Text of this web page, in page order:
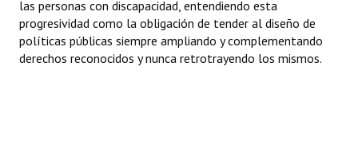
las personas con discapacidad, entendiendo esta
progresividad como la obligación de tender al diseño de
políticas públicas siempre ampliando y complementando
derechos reconocidos y nunca retrotrayendo los mismos.